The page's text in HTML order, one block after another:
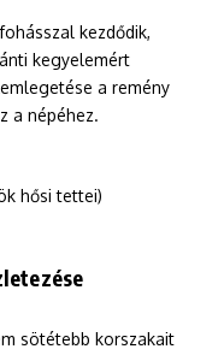
kezdődik,
kegyelemért
a remény
a népéhez.
hősi tettei)
sötétebb korszakait